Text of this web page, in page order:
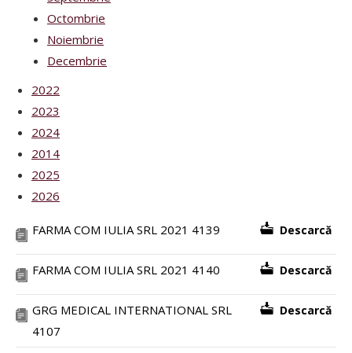
Octombrie
Noiembrie
Decembrie
2022
2023
2024
2014
2025
2026
FARMA COM IULIA SRL 2021 4139 Descarcă
FARMA COM IULIA SRL 2021 4140 Descarcă
GRG MEDICAL INTERNATIONAL SRL
4107
Descarcă